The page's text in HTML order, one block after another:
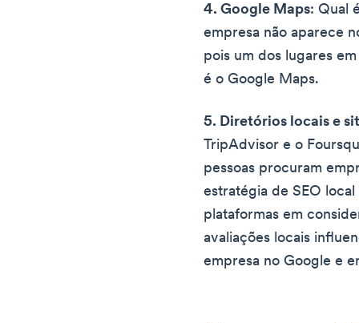
4. Google Maps: Qual
empresa não aparece
pois um dos lugares
é o Google Maps.
5. Diretórios locais e
TripAdvisor e o
pessoas procuram
estratégia de SEO
plataformas em
avaliações locais
empresa no Google e